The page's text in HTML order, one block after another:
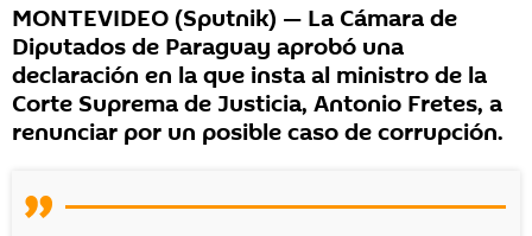
MONTEVIDEO (Sputnik) — La Cámara de
Diputados de Paraguay aprobó una
declaración en la que insta al ministro de la
Corte Suprema de Justicia, Antonio Fretes, a
renunciar por un posible caso de corrupción.